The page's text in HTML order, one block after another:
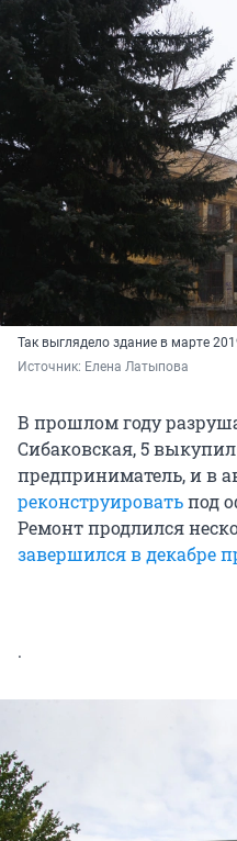
Так выглядело здание в марте
Источник: Елена Латыпова
В прошлом году
Сибаковская, 5
предприниматель, и в
реконструироватьпод
Ремонт продлился
завершился в декабре
.